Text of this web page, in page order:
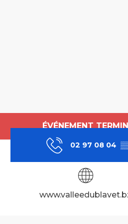
ÉVÉNEMENT
02 97 08 04